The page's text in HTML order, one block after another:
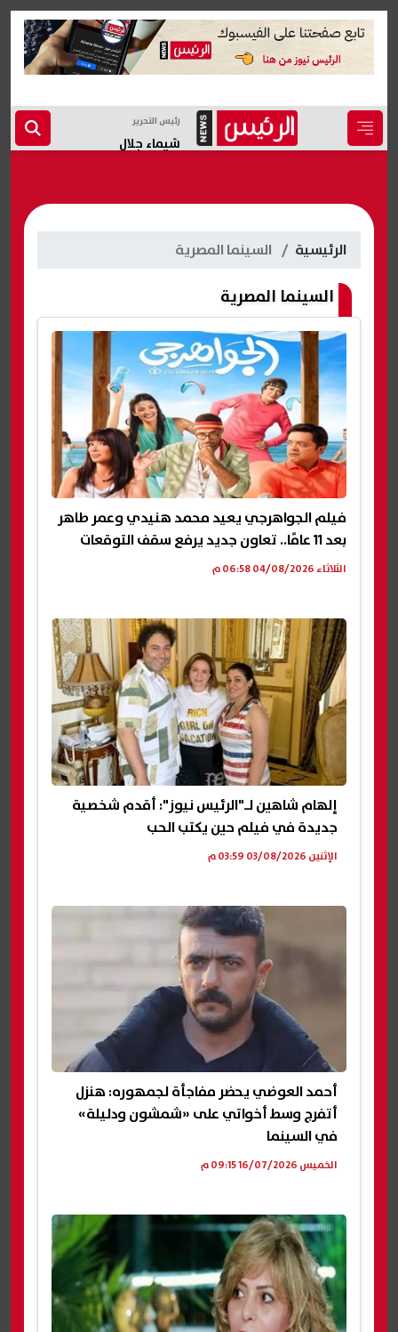
رئيس التحرير
شيماء جلال
الرئيسية السينما المصرية
السينما المصرية
فيلم الجواهرجي يعيد محمد هنيدي وعمر طاهر
بعد 11 عامًا.. تعاون جديد يرفع سقف التوقعات
الثلاثاء 04/08/2026 06:58 م
إلهام شاهين لـ"الرئيس نيوز": أقدم شخصية
جديدة في فيلم حين يكتب الحب
الإثنين 03/08/2026 03:59 م
أحمد العوضي يحضر مفاجأة لجمهوره: هنزل
أتفرج وسط أخواتي على «شمشون ودليلة»
في السينما
الخميس 16/07/2026 09:15 م